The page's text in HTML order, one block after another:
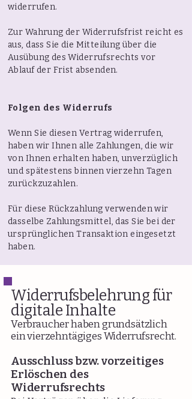
widerrufen.
Zur Wahrung der Widerrufsfrist reicht es
aus, dass Sie die Mitteilung über die
Ausübung des Widerrufsrechts vor
Ablauf der Frist absenden.
Folgen des Widerrufs
Wenn Sie diesen Vertrag widerrufen,
haben wir Ihnen alle Zahlungen, die wir
von Ihnen erhalten haben, unverzüglich
und spätestens binnen vierzehn Tagen
zurückzuzahlen.
Für diese Rückzahlung verwenden wir
dasselbe Zahlungsmittel, das Sie bei der
ursprünglichen Transaktion eingesetzt
haben.
Widerrufsbelehrung für
digitale Inhalte
Verbraucher haben grundsätzlich
ein vierzehntägiges Widerrufsrecht.
Ausschluss bzw. vorzeitiges
Erlöschen des
Widerrufsrechts